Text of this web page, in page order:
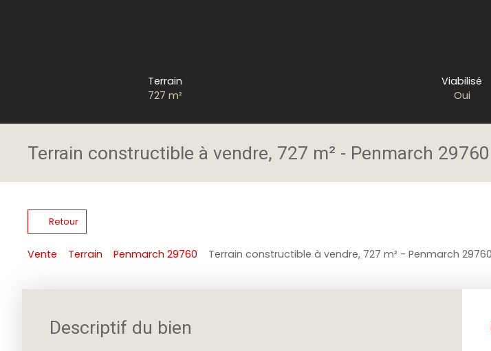
Terrain
727m²
Viabilisé
Oui
Terrain constructible à vendre, 727 m² - Penmarch 29760
Retour
Vente Terrain Penmarch 29760 Terrain constructible à vendre, 727 m² - Penmarch 29760
Descriptif du bien